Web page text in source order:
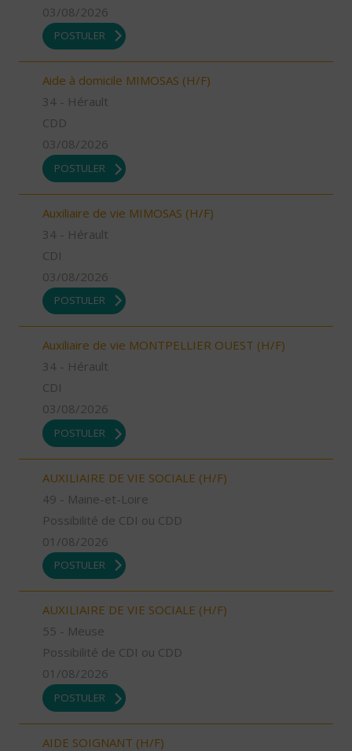
03/08/2026
POSTULER
Aide à domicile MIMOSAS (H/F)
34 - Hérault
CDD
03/08/2026
POSTULER
Auxiliaire de vie MIMOSAS (H/F)
34 - Hérault
CDI
03/08/2026
POSTULER
Auxiliaire de vie MONTPELLIER OUEST (H/F)
34 - Hérault
CDI
03/08/2026
POSTULER
AUXILIAIRE DE VIE SOCIALE (H/F)
49 - Maine-et-Loire
Possibilité de CDI ou CDD
01/08/2026
POSTULER
AUXILIAIRE DE VIE SOCIALE (H/F)
55 - Meuse
Possibilité de CDI ou CDD
01/08/2026
POSTULER
AIDE SOIGNANT (H/F)